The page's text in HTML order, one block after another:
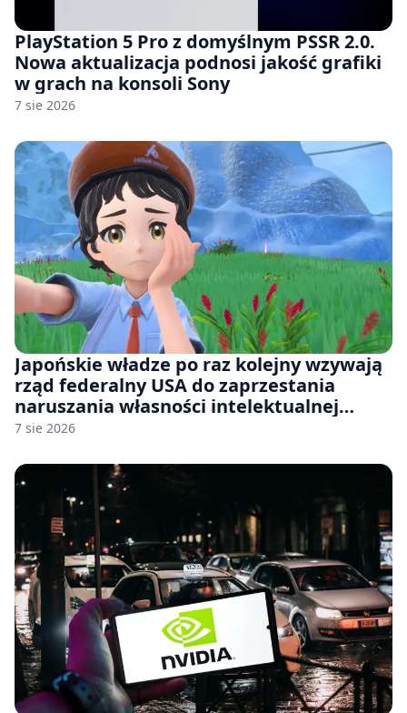
PlayStation 5 Pro z domyślnym PSSR 2.0.
Nowa aktualizacja podnosi jakość grafiki
w grach na konsoli Sony
7 sie 2026
Japońskie władze po raz kolejny wzywają
rząd federalny USA do zaprzestania
naruszania własności intelektualnej
japońskich gier i anime
7 sie 2026